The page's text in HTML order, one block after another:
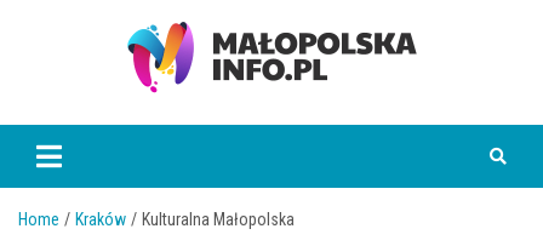
Małopolska Info
Home Kraków Kulturalna Małopolska